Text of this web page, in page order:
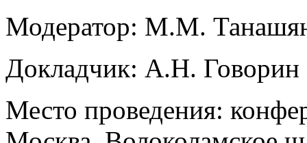
Модератор: М.М.
Докладчик: А.Н. Говорин
Место проведения: